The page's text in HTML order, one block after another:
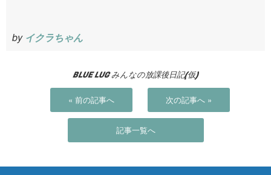
by イクラちゃん
BLUE LUG みんなの放課後日記(仮)
« 前の記事へ 次の記事へ »
記事一覧へ